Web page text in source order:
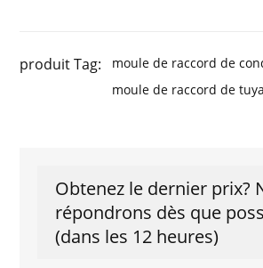
produit Tag:
moule de raccord de
moule de raccord de
Obtenez le dernier prix?
répondrons dès que
(dans les 12 heures)